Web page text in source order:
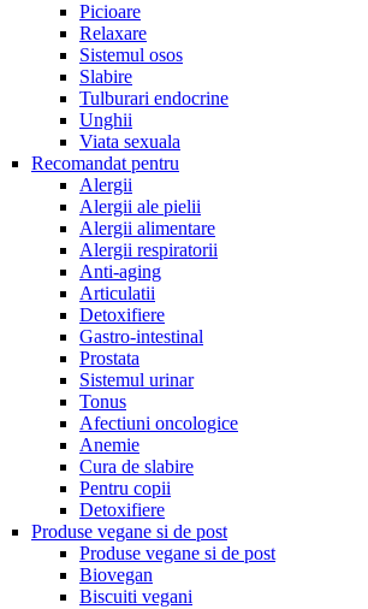
Picioare
Relaxare
Sistemul osos
Slabire
Tulburari endocrine
Unghii
Viata sexuala
Recomandat pentru
Alergii
Alergii ale pielii
Alergii alimentare
Alergii respiratorii
Anti-aging
Articulatii
Detoxifiere
Gastro-intestinal
Prostata
Sistemul urinar
Tonus
Afectiuni oncologice
Anemie
Cura de slabire
Pentru copii
Detoxifiere
Produse vegane si de post
Produse vegane si de post
Biovegan
Biscuiti vegani